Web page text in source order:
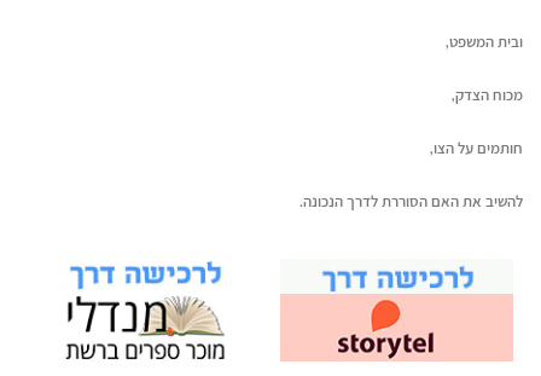
ובית המשפט,
מכוח הצדק,
חותמים על הצו,
להשיב את האם הסוררת לדרך הנכונה.